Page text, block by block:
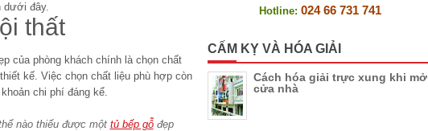
dưới đây.
thất
của phòng khách chính là chọn chất
kế. Việc chọn chất liệu phù hợp còn
chi phí đáng kể.
nào thiếu được một tủ bếp gỗđẹp
Hotline: 024 66 731 741
CẤM KỴ VÀ HÓA GIẢI
Cách hóa giải trực xung khi mở
cửa nhà